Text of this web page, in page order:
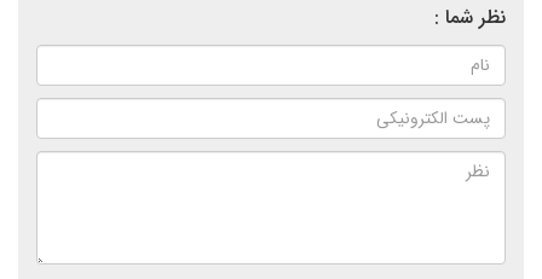
نظر شما :